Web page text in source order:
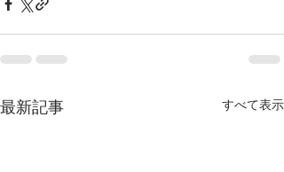
最新記事 すべて表示